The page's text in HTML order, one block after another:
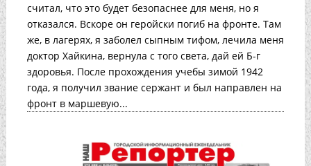
считал, что это будет безопаснее для меня, но я
отказался. Вскоре он геройски погиб на фронте. Там
же, в лагерях, я заболел сыпным тифом, лечила меня
доктор Хайкина, вернула с того света, дай ей Б-г
здоровья. После прохождения учебы зимой 1942
года, я получил звание сержант и был направлен на
фронт в маршевую...